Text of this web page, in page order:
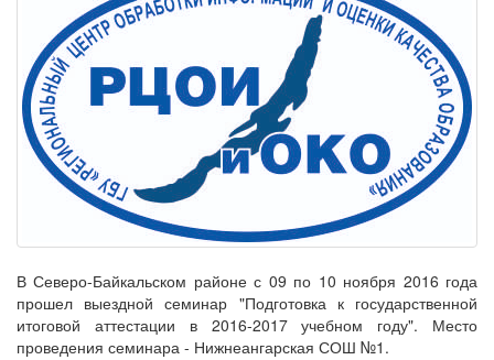
В Северо-Байкальском районе с 09 по 10 ноября 2016 года
прошел выездной семинар "Подготовка к государственной
итоговой аттестации в 2016-2017 учебном году". Место
проведения семинара - Нижнеангарская СОШ №1.